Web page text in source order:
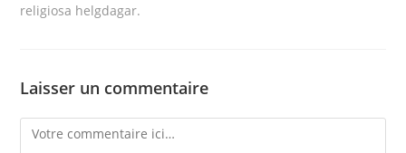
religiosa helgdagar.
Laisser un commentaire
Comment